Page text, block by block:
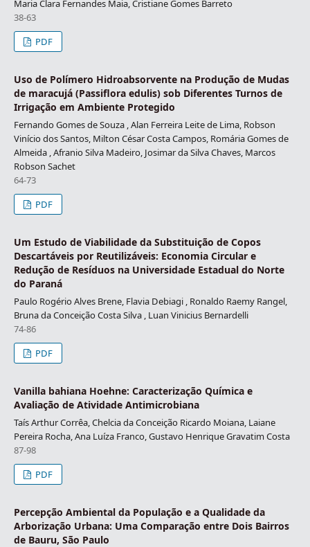
Maria Clara Fernandes Maia, Cristiane Gomes Barreto
38-63
PDF
Uso de Polímero Hidroabsorvente na Produção de Mudas
de maracujá (Passiflora edulis) sob Diferentes Turnos de
Irrigação em Ambiente Protegido
Fernando Gomes de Souza , Alan Ferreira Leite de Lima, Robson
Vinício dos Santos, Milton César Costa Campos, Romária Gomes de
Almeida , Afranio Silva Madeiro, Josimar da Silva Chaves, Marcos
Robson Sachet
64-73
PDF
Um Estudo de Viabilidade da Substituição de Copos
Descartáveis por Reutilizáveis: Economia Circular e
Redução de Resíduos na Universidade Estadual do Norte
do Paraná
Paulo Rogério Alves Brene, Flavia Debiagi , Ronaldo Raemy Rangel,
Bruna da Conceição Costa Silva , Luan Vinicius Bernardelli
74-86
PDF
Vanilla bahiana Hoehne: Caracterização Química e
Avaliação de Atividade Antimicrobiana
Taís Arthur Corrêa, Chelcia da Conceição Ricardo Moiana, Laiane
Pereira Rocha, Ana Luíza Franco, Gustavo Henrique Gravatim Costa
87-98
PDF
Percepção Ambiental da População e a Qualidade da
Arborização Urbana: Uma Comparação entre Dois Bairros
de Bauru, São Paulo